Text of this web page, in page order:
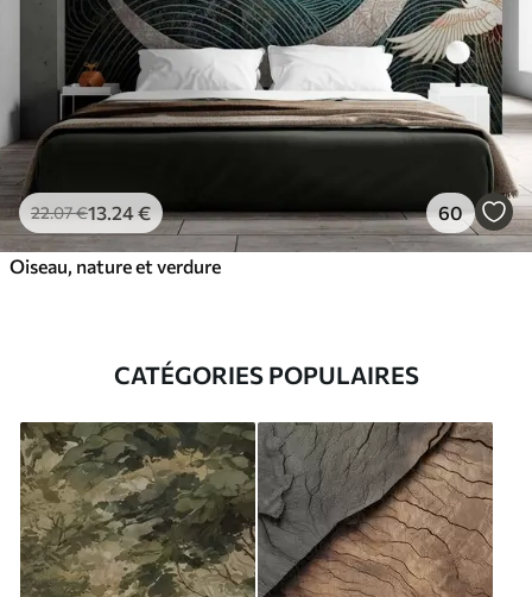
22.07€13.24€ 60
Oiseau, nature et verdure
CATÉGORIES POPULAIRES